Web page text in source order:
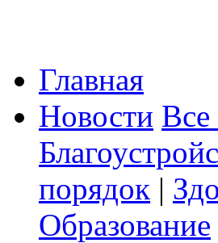
Главная
Новости Все
порядок |
Образование